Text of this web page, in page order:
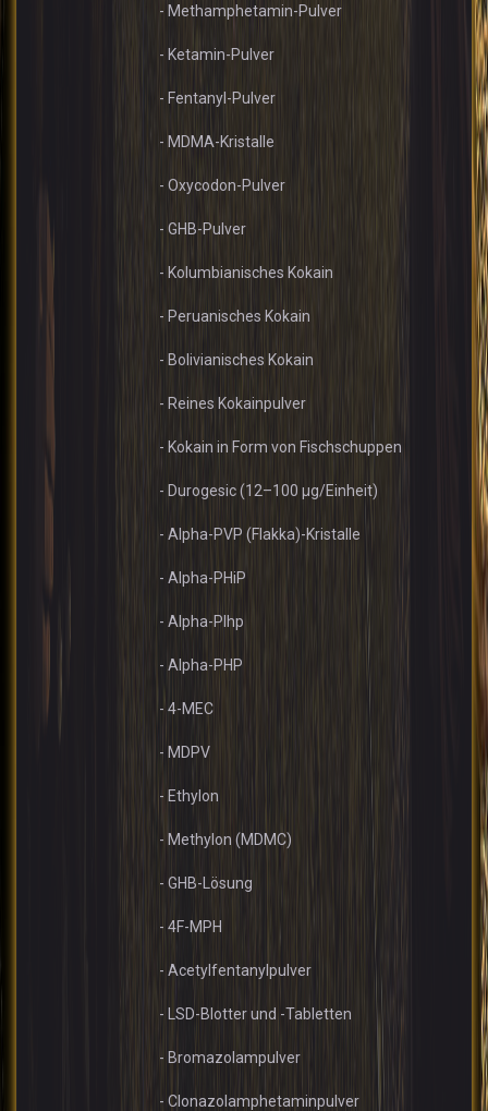
- Methamphetamin-Pulver
- Ketamin-Pulver
- Fentanyl-Pulver
- MDMA-Kristalle
- Oxycodon-Pulver
- GHB-Pulver
- Kolumbianisches Kokain
- Peruanisches Kokain
- Bolivianisches Kokain
- Reines Kokainpulver
- Kokain in Form von Fischschuppen
- Durogesic (12–100 µg/Einheit)
- Alpha-PVP (Flakka)-Kristalle
- Alpha-PHiP
- Alpha-PIhp
- Alpha-PHP
- 4-MEC
- MDPV
- Ethylon
- Methylon (MDMC)
- GHB-Lösung
- 4F-MPH
- Acetylfentanylpulver
- LSD-Blotter und -Tabletten
- Bromazolampulver
- Clonazolamphetaminpulver